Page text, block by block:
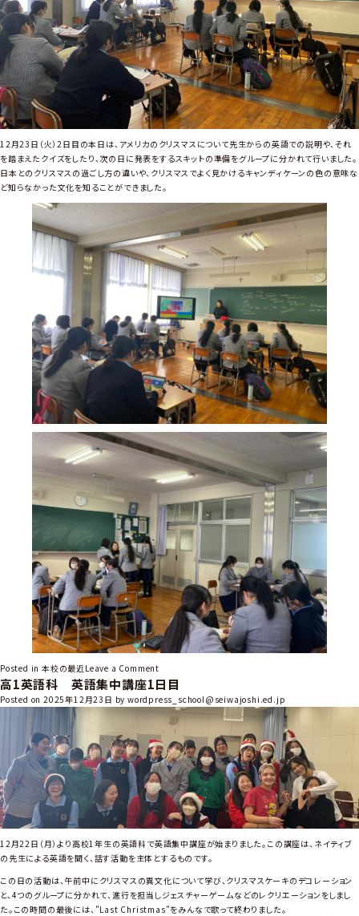
座
３
日
目
12月23日（火）2日目の本日は、アメリカのクリスマスについて先生からの英語での説明や、それ
を踏まえたクイズをしたり、次の日に発表をするスキットの準備をグループに分かれて行いました。
日本とのクリスマスの過ごし方の違いや、クリスマスでよく見かけるキャンディケーンの色の意味な
ど知らなかった文化を知ることができました。
Posted in 本校の最近Leave a Comment
n
高
1
語
科
英
語
中
講
座
日
目
高1英語科 英語集中講座1日目
Posted on 2025年12月23日 bywordpress_school@seiwajoshi.ed.jp
12月22日（月）より高校1年生の英語科で英語集中講座が始まりました。この講座は、ネイティブ
の先生による英語を聞く、話す活動を主体とするものです。
この日の活動は、午前中にクリスマスの異文化について学び、クリスマスケーキのデコレーション
と、4つのグループに分かれて、進行を担当しジェスチャーゲームなどのレクリエーションをしまし
た。この時間の最後には、”Last Christmas”をみんなで歌って終わりました。